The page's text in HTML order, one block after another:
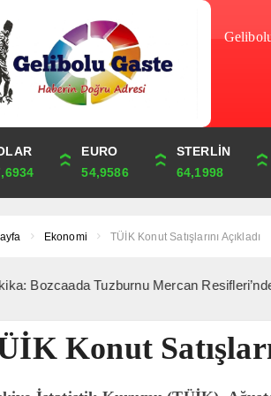
EURO
54,9586
STERLİN
64,1998
ALTIN
6,538,18
ÇEYREK
10,689,92
Ekonomi TÜİK Konut Satışlarını Açıkladı
Tuzburnu Mercan Resifleri’nde
Konut